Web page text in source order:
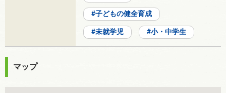
子どもの健全育成
未就学児 小・中学生
マップ